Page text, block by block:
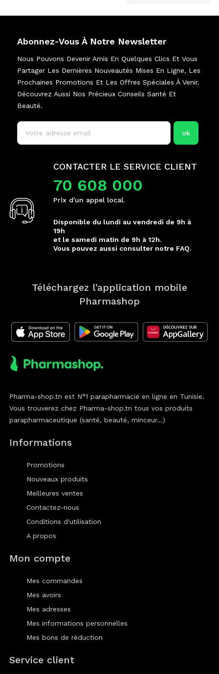
Abonnez-Vous À Notre Newsletter
Nous Pouvons Devenir Amis En Quelques Clics Et Vous
Partager Les Dernières Nouveautés Mises En Ligne, Les
Prochaines Promotions Et Les Offres Spéciales À Venir.
Découvrez Aussi Nos Précieux Conseils Santé Et
Beauté.
CONTACTER LE SERVICE CLIENT
70 608 000
Prix d'un appel local.
Disponible du lundi au vendredi de 9h à
19h
et le samedi matin de 9h à 12h.
Vous pouvez aussi consulter notre FAQ.
Téléchargez l’application mobile
Pharmashop
Pharma-shop.tn est N°1 parapharmacie en ligne en Tunisie.
Vous trouverez chez Pharma-shop.tn tous vos produits
parapharmaceutique (santé, beauté, minceur...)
Informations
Promotions
Nouveaux produits
Meilleures ventes
Contactez-nous
Conditions d'utilisation
A propos
Mon compte
Mes commandes
Mes avoirs
Mes adresses
Mes informations personnelles
Mes bons de réduction
Service client